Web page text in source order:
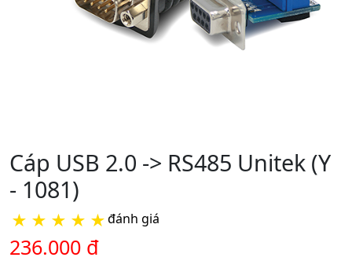
Cáp USB 2.0 -> RS485 Unitek (Y
- 1081)
★ ★ ★ ★ ★đánh giá
236.000 đ